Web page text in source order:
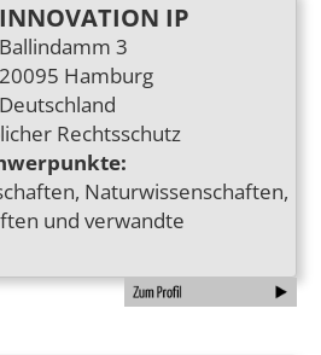
INNOVATION IP
Ballindamm 3
20095 Hamburg
Deutschland
Rechtsschutz
Naturwissenschaften,
und verwandte